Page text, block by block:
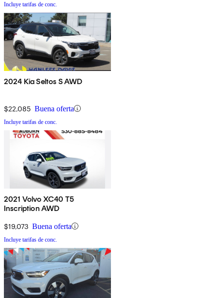
Incluye tarifas de conc.
2024 Kia Seltos S AWD
$22,085 Buena oferta
Incluye tarifas de conc.
2021 Volvo XC40 T5
Inscription AWD
$19,073 Buena oferta
Incluye tarifas de conc.